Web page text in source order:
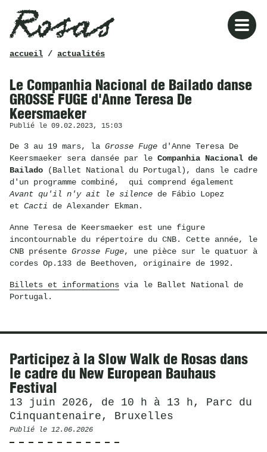
fil
accueil/ actualités
Le Companhia Nacional de Bailado danse
GROSSE FUGE d'Anne Teresa De
Keersmaeker
Publié le 09.02.2023, 15:03
De 3 au 19 mars, la Grosse Fuged'Anne Teresa De
Keersmaeker sera dansée par le Companhia Nacional de
Bailado(Ballet National du Portugal), dans le cadre
d'un programme combiné, qui comprend également
Avant qu'il n'y ait le silencede Fábio Lopez
et Cacti de Alexander Ekman.
Anne Teresa de Keersmaeker est une figure
incontournable du répertoire du CNB. Cette année, le
CNB présente Grosse Fuge, une pièce sur le quatuor à
cordes Op.133 de Beethoven, originaire de 1992.
Billets et informationsvia le Ballet National de
Portugal.
Actualités
Participez à la Slow Walk de Rosas dans
le cadre du New European Bauhaus
Festival
13 juin 2026, de 10 h à 13 h, Parc du
Cinquantenaire, Bruxelles
Publié le 12.06.2026